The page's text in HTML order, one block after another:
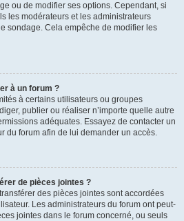
ou de modifier ses options. Cependant, si
les modérateurs et les administrateurs
sondage. Cela empêche de modifier les
à un forum ?
à certains utilisateurs ou groupes
publier ou réaliser n’importe quelle autre
adéquates. Essayez de contacter un
du forum afin de lui demander un accès.
de pièces jointes ?
des pièces jointes sont accordées
Les administrateurs du forum ont peut-
jointes dans le forum concerné, ou seuls